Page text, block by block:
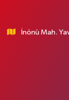
İnönü Mah.